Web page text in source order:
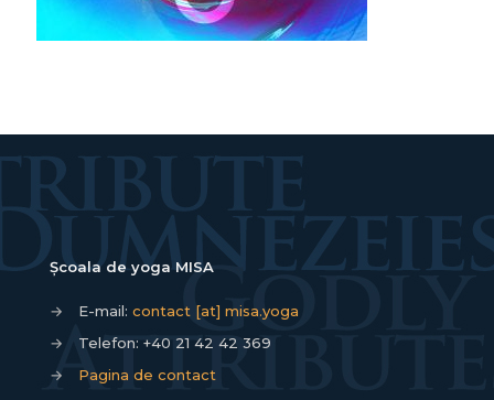
Școala de yoga MISA
→ E-mail: contact [at] misa.yoga
→
Telefon: +40 21 42 42 369
→
Pagina de contact